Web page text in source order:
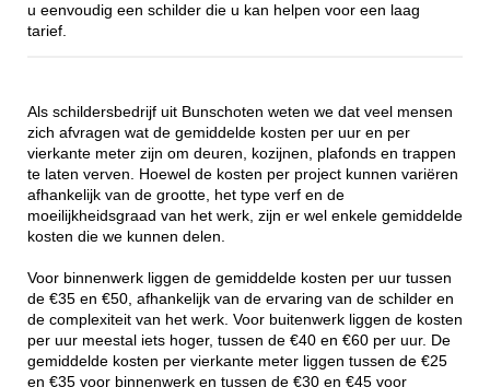
u eenvoudig een schilder die u kan helpen voor een laag
tarief.
Als schildersbedrijf uit Bunschoten weten we dat veel mensen
zich afvragen wat de gemiddelde kosten per uur en per
vierkante meter zijn om deuren, kozijnen, plafonds en trappen
te laten verven. Hoewel de kosten per project kunnen variëren
afhankelijk van de grootte, het type verf en de
moeilijkheidsgraad van het werk, zijn er wel enkele gemiddelde
kosten die we kunnen delen.
Voor binnenwerk liggen de gemiddelde kosten per uur tussen
de €35 en €50, afhankelijk van de ervaring van de schilder en
de complexiteit van het werk. Voor buitenwerk liggen de kosten
per uur meestal iets hoger, tussen de €40 en €60 per uur. De
gemiddelde kosten per vierkante meter liggen tussen de €25
en €35 voor binnenwerk en tussen de €30 en €45 voor